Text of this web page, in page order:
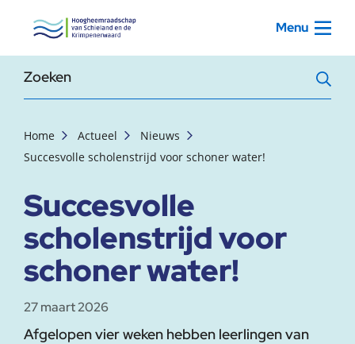
, startpagina Menu
Zoekterm
Home Actueel
Nieuws
Succesvolle scholenstrijd voor schoner water!
Succesvolle
scholenstrijd voor
schoner water!
27 maart 2026
Afgelopen vier weken hebben leerlingen van